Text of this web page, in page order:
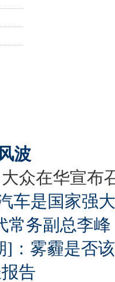
波
众在华宣布
车是国家强
常务副总李峰
]：雾霾是否
告